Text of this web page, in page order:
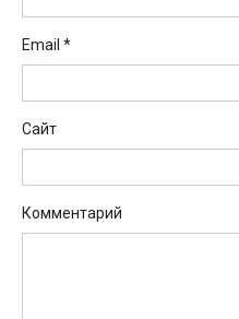
Email *
Сайт
Комментарий